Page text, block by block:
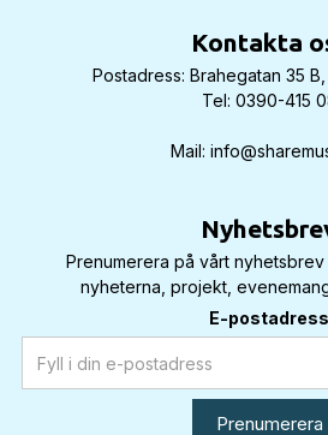
Kontakta
Postadress: Brahegatan 35
Tel: 0390-415
Mail:
Prenumerera på vårt
nyheterna, projekt,
E-postadress